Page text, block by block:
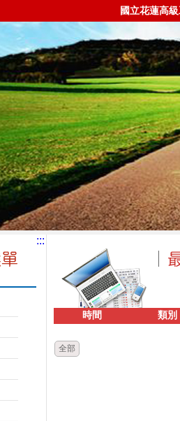
國立花蓮高
:::
時間 類別
全部